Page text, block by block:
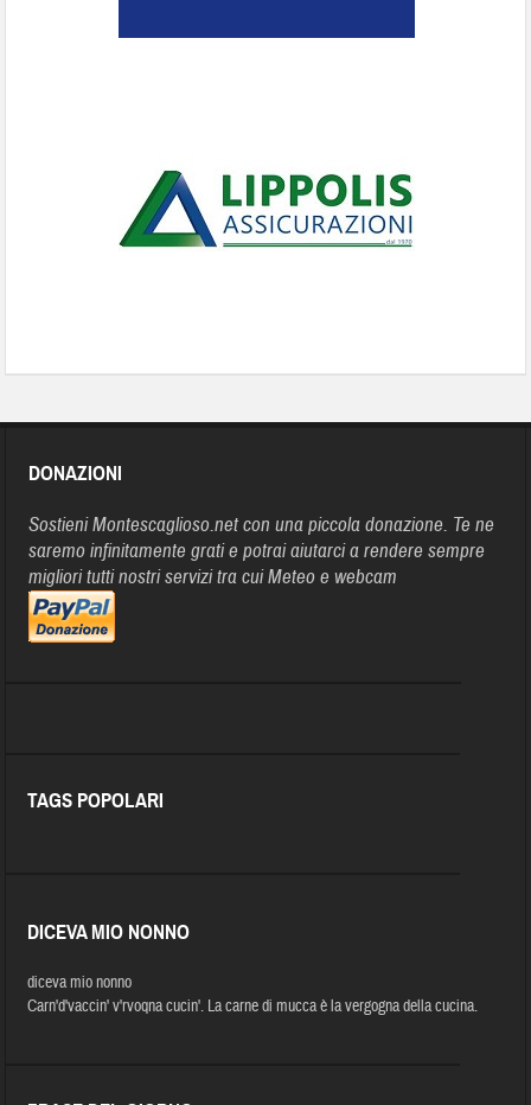
DONAZIONI
Sostieni Montescaglioso.net con una piccola donazione. Te ne
saremo infinitamente grati e potrai aiutarci a rendere sempre
migliori tutti nostri servizi tra cui Meteo e webcam
TAGS POPOLARI
DICEVA MIO NONNO
diceva mio nonno
Carn'd'vaccin' v'rvoqna cucin'. La carne di mucca è la vergogna della cucina.